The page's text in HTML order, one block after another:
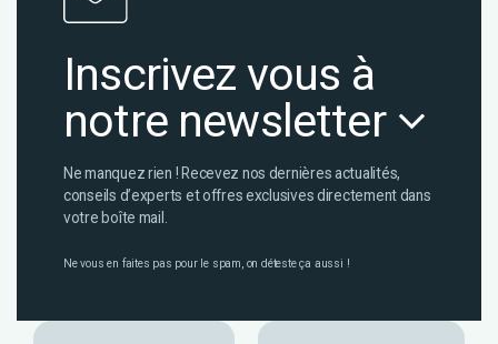
Inscrivez vous à
notre newsletter
Ne manquez rien ! Recevez nos dernières actualités,
conseils d’experts et offres exclusives directement dans
votre boîte mail.
Ne vous en faites pas pour le spam, on déteste ça aussi !